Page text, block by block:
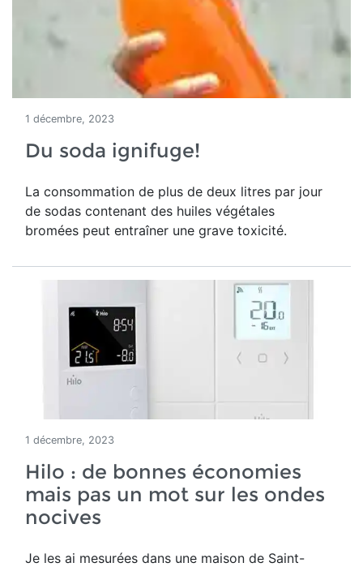
1 décembre, 2023
Du soda ignifuge!
La consommation de plus de deux litres par jour
de sodas contenant des huiles végétales
bromées peut entraîner une grave toxicité.
1 décembre, 2023
Hilo : de bonnes économies
mais pas un mot sur les ondes
nocives
Je les ai mesurées dans une maison de Saint-